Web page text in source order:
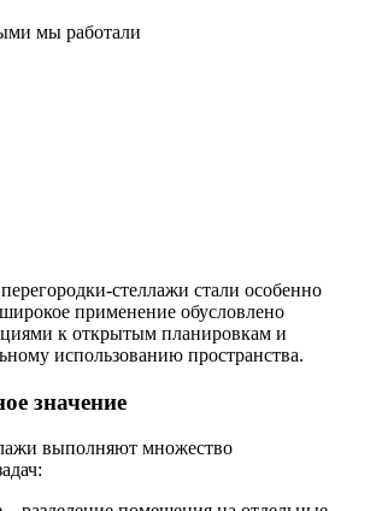
мы работали
стеллажи стали особенно
применение обусловлено
к открытым планировкам и
использованию пространства.
значение
выполняют множество